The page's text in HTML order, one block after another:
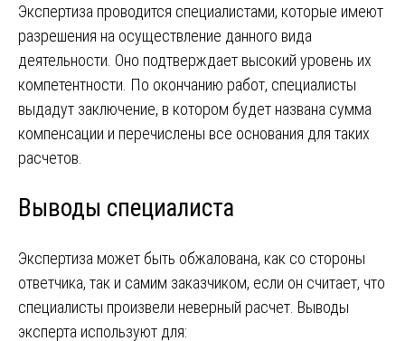
Экспертиза проводится специалистами, которые имеют
разрешения на осуществление данного вида
деятельности. Оно подтверждает высокий уровень их
компетентности. По окончанию работ, специалисты
выдадут заключение, в котором будет названа сумма
компенсации и перечислены все основания для таких
расчетов.
Выводы специалиста
Экспертиза может быть обжалована, как со стороны
ответчика, так и самим заказчиком, если он считает, что
специалисты произвели неверный расчет. Выводы
эксперта используют для: